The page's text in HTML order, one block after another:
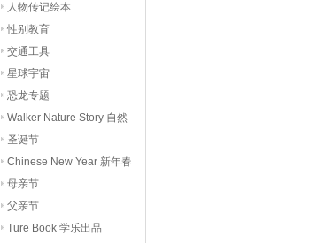
人物传记绘本
性别教育
交通工具
星球宇宙
恐龙专题
Walker Nature Story 自然
科普
圣诞节
Chinese New Year 新年春
节母亲节
父亲节
Ture Book 学乐出品